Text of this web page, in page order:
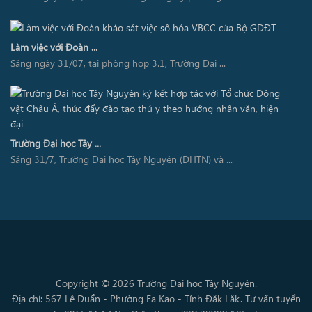
Làm việc với Đoàn ...
Sáng ngày 31/07, tại phòng họp 3.1, Trường Đại ...
Trường Đại học Tây ...
Sáng 31/7, Trường Đại học Tây Nguyên (ĐHTN) và ...
Copyright © 2026 Trường Đại học Tây Nguyên.
Địa chỉ: 567 Lê Duẩn - Phường Ea Kao - Tỉnh Đăk Lăk. Tư vấn tuyển